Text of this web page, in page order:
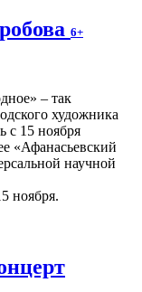
6+
– так
художника
с 15 ноября
«Афанасьевский
научной
ноября.